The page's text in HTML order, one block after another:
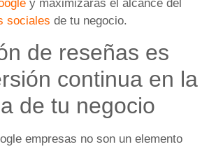
y maximizarás el alcance del
sociales de tu negocio.
de reseñas es
continua en la
de tu negocio
empresas no son un elemento